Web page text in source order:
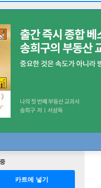
공법
카트에 넣기